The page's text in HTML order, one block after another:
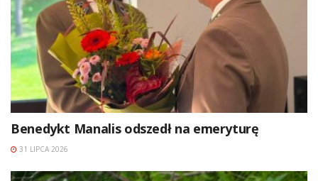
Benedykt Manalis odszedł na emeryturę
31 LIPCA 2026